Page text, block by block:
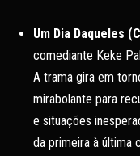
Um Dia Daqueles
comediante Keke
A trama gira em
mirabolante para
e situações
da primeira à última